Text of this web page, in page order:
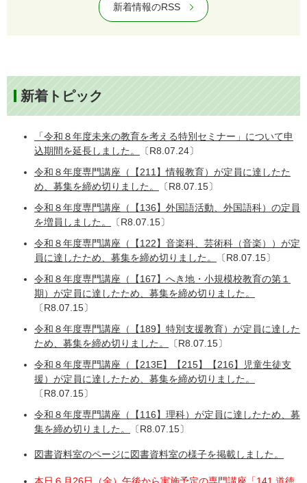
新着情報のRSS
新着トピック
「令和８年度未来の教育を考える特別セミナー」について申
込期間を延長しました。
〔R8.07.24〕
令和８年度専門講座（【211】情報教育）が定員に達したた
め、募集を締め切りました。
〔R8.07.15〕
令和８年度専門講座（【136】外国語活動、外国語科）の定員
を増員しました。
〔R8.07.15〕
令和８年度専門講座（【122】音楽科、芸術科（音楽））が定
員に達したため、募集を締め切りました。
〔R8.07.15〕
令和８年度専門講座（【167】へき地・小規模校教育の第１
期）が定員に達したため、募集を締め切りました。
〔R8.07.15〕
令和８年度専門講座（【189】特別支援教育）が定員に達した
ため、募集を締め切りました。
〔R8.07.15〕
令和８年度専門講座（【213E】【215】【216】児童生徒支
援）が定員に達したため、募集を締め切りました。
〔R8.07.15〕
令和８年度専門講座（【116】理科）が定員に達したため、募
集を締め切りました。
〔R8.07.15〕​
図書資料室のページに図書資料室の様子を掲載しました。